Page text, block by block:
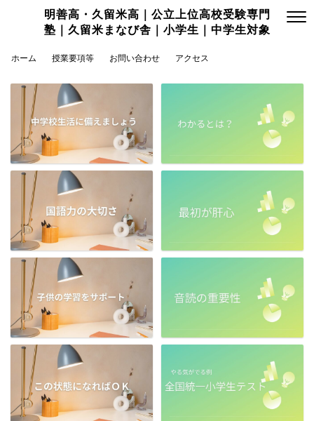
明善高・久留米高｜公立上位高校受験専門
塾｜久留米まなび舎｜小学生｜中学生対象
ホーム 授業要項等 お問い合わせ アクセス